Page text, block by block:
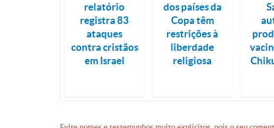
relatório
registra 83
ataques
contra cristãos
em Israel
dos países da
Copa têm
restrições à
liberdade
religiosa